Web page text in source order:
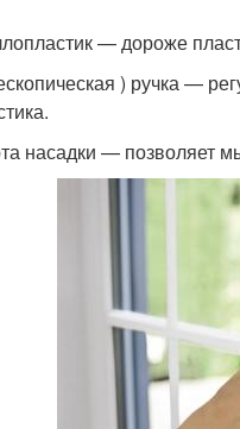
— дороже
) ручка —
насадки — позволяет